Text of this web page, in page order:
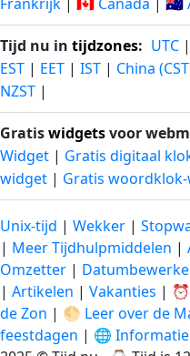
Tijd nu in tijdzones: UTC |
EST | EET | IST | China
NZST |
Gratiswidgetsvoor
Widget | Gratis digitaal
widget | Gratis
Unix-tijd | Wekker |
| Meer Tijdhulpmiddelen |
Omzetter |
| Artikelen | Vakanties |
de Zon | 🌕 Leer over de
feestdagen | 🌐